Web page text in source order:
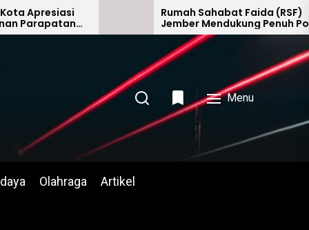
Rumah Sahabat Faida (RSF)
Berada di Bawah Kepimpinan
Langsung Presiden
Menu
Olahraga Artikel